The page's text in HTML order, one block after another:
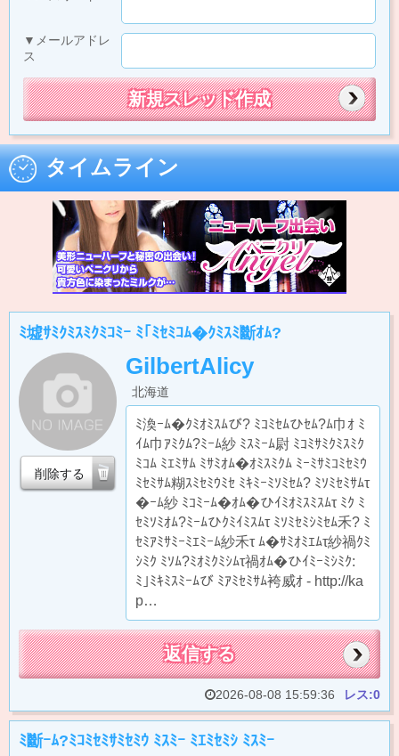
▼メールアドレ
ス
タイムライン
ﾐ墟ｻﾐｸﾐｽﾐｸﾐｺﾐｰ ﾐ｢ﾐｾﾐｺﾑ�ｸﾐｽﾐ斷ｵﾑ?
GilbertAlicy
北海道
ﾐ渙ｰﾑ�ｸﾐｵﾐｽﾑび? ﾐｺﾐｾﾑひｾﾑ?ﾑ巾ｵ ﾐ
ｲﾑ巾ｱﾐｸﾑ?ﾐｰﾑ紗 ﾐｽﾐｰﾑ尉 ﾐｺﾐｻﾐｸﾐｽﾐｸ
ﾐｺﾑ ﾐｴﾐｻﾑ ﾐｻﾐｵﾑ�ｵﾐｽﾐｸﾑ ﾐｰﾐｻﾐｺﾐｾﾐｳ
ﾐｾﾐｻﾑ糊ｽﾐｾﾐｳﾐｾ ﾐｷﾐｰﾐｿﾐｾﾑ? ﾐｿﾐｾﾐｻﾑτ
�ｰﾑ紗 ﾐｺﾐｰﾑ�ｵﾑ�ひｲﾐｵﾐｽﾐｽﾑτ ﾐｸ ﾐ
ｾﾐｿﾐｵﾑ?ﾐｰﾑひｸﾐｲﾐｽﾑτ ﾐｿﾐｾﾐｼﾐｾﾑ禾? ﾐ
ｾﾐｱﾐｻﾐｰﾐｴﾐｰﾑ紗禾τ ﾑ�ｻﾐｵﾐｴﾑτ紗禍ｸﾐ
ｼﾐｸ ﾐｿﾑ?ﾐｵﾐｸﾐｼﾑτ禍ｵﾑ�ひｲﾐｰﾐｼﾐｸ:
ﾐ｣ﾐｷﾐｽﾐｰﾑび ﾐｱﾐｾﾐｻﾑ袴威ｵ - http://ka
p…
削除する
返信する
2026-08-08 15:59:36 レス:0
ﾐ斷ｰﾑ?ﾐｺﾐｾﾐｻﾐｾﾐｳ ﾐｽﾐｰ ﾐｴﾐｾﾐｼ ﾐｽﾐｰ